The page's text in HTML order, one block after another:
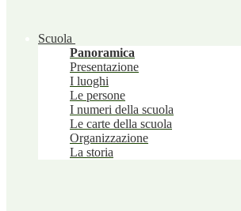
Scuola
Panoramica
Presentazione
I luoghi
Le persone
I numeri della scuola
Le carte della scuola
Organizzazione
La storia